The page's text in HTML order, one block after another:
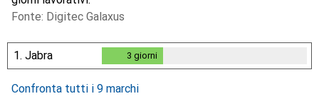
Fonte: Digitec Galaxus
1. Jabra 3 giorni
Confronta tutti i 9 marchi